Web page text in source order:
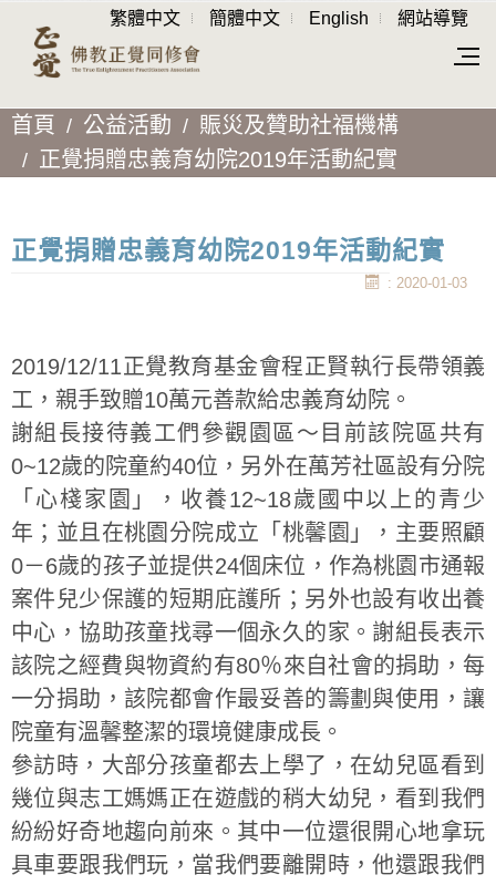
繁體中文 簡體中文 English 網站導覽
首頁 公益活動
賑災及贊助社福機構
正覺捐贈忠義育幼院2019年活動紀實
正覺捐贈忠義育幼院2019年活動紀實
: 2020-01-03
2019/12/11正覺教育基金會程正賢執行長帶領義
工，親手致贈10萬元善款給忠義育幼院。
謝組長接待義工們參觀園區～目前該院區共有
0~12歲的院童約40位，另外在萬芳社區設有分院
「心棧家園」，收養12~18歲國中以上的青少
年；並且在桃園分院成立「桃馨園」，主要照顧
0－6歲的孩子並提供24個床位，作為桃園市通報
案件兒少保護的短期庇護所；另外也設有收出養
中心，協助孩童找尋一個永久的家。謝組長表示
該院之經費與物資約有80％來自社會的捐助，每
一分捐助，該院都會作最妥善的籌劃與使用，讓
院童有溫馨整潔的環境健康成長。
參訪時，大部分孩童都去上學了，在幼兒區看到
幾位與志工媽媽正在遊戲的稍大幼兒，看到我們
紛紛好奇地趨向前來。其中一位還很開心地拿玩
具車要跟我們玩，當我們要離開時，他還跟我們